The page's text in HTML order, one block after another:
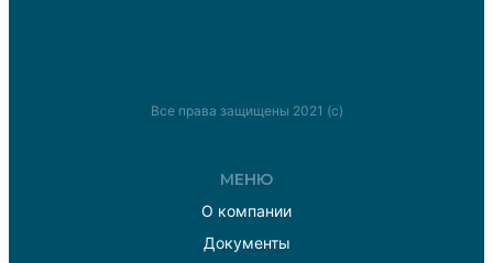
Все права защищены 2021 (с)
МЕНЮ
О компании
Документы